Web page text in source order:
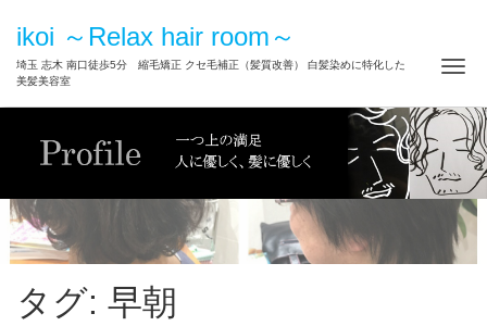
ikoi ～Relax hair room～
埼玉 志木 南口徒歩5分 縮毛矯正 クセ毛補正（髪質改善） 白髪染めに特化した
美髪美容室
ナ
タグ: 早朝